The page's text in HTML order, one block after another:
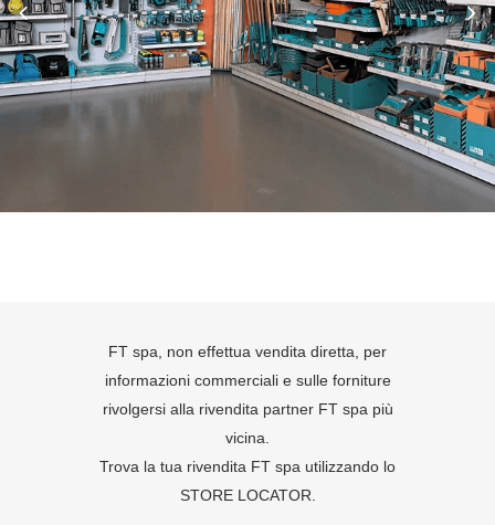
FT spa, non effettua vendita diretta, per
informazioni commerciali e sulle forniture
rivolgersi alla rivendita partner FT spa più
vicina.
Trova la tua rivendita FT spa utilizzando lo
STORE LOCATOR